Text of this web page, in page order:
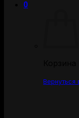
0
Вернуться